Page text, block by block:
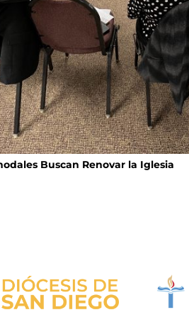
Buscan Renovar la Iglesia